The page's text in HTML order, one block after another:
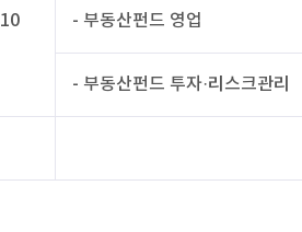
10 - 부동산펀드 영업
- 부동산펀드 투자·리스크관리